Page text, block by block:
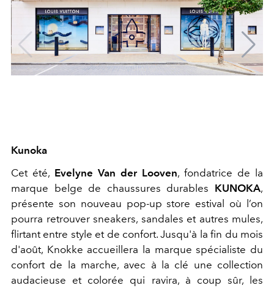
Kunoka
Cet été, Evelyne Van der Looven, fondatrice de la
marque belge de chaussures durables KUNOKA,
présente son nouveau pop-up store estival où l’on
pourra retrouver sneakers, sandales et autres mules,
flirtant entre style et de confort. Jusqu'à la fin du mois
d'août, Knokke accueillera la marque spécialiste du
confort de la marche, avec à la clé une collection
audacieuse et colorée qui ravira, à coup sûr, les